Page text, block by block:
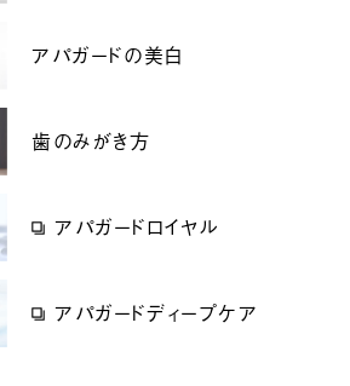
アパガードの美白
歯のみがき方
アパガードロイヤル
アパガードディープケア